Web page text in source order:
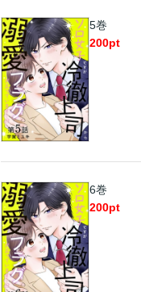
5巻
200pt
6巻
200pt